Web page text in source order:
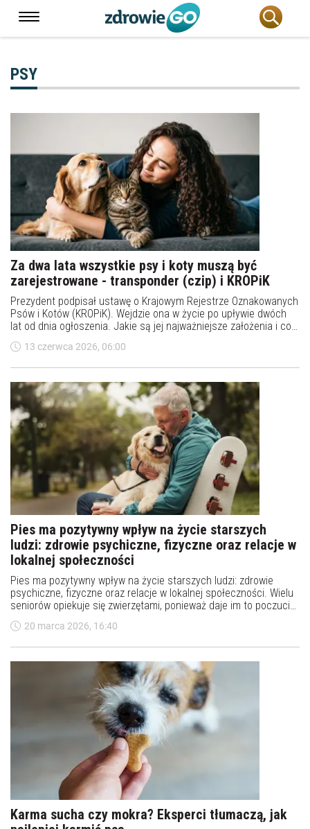
PSY
Za dwa lata wszystkie psy i koty muszą być
zarejestrowane - transponder (czip) i KROPiK
Prezydent podpisał ustawę o Krajowym Rejestrze Oznakowanych
Psów i Kotów (KROPiK). Wejdzie ona w życie po upływie dwóch
lat od dnia ogłoszenia. Jakie są jej najważniejsze założenia i co
czeka właścicieli zwierząt, które muszą być wpisane do rejestru?
13 czerwca 2026, 06:00
Pies ma pozytywny wpływ na życie starszych
ludzi: zdrowie psychiczne, fizyczne oraz relacje w
lokalnej społeczności
Pies ma pozytywny wpływ na życie starszych ludzi: zdrowie
psychiczne, fizyczne oraz relacje w lokalnej społeczności. Wielu
seniorów opiekuje się zwierzętami, ponieważ daje im to poczucie
bycia potrzebnym. Co więcej, czworonóg motywuje do codziennej
i systematycznej aktywności fizycznej, co w starszych wieku jest
20 marca 2026, 16:40
Karma sucha czy mokra? Eksperci tłumaczą, jak